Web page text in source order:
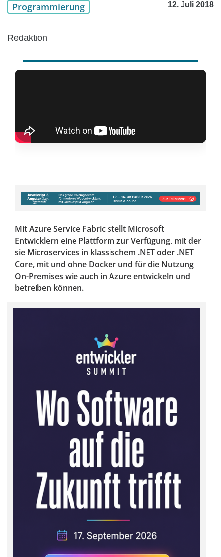
Programmierung 12. Juli 2018
Redaktion
Mit Azure Service Fabric stellt Microsoft
Entwicklern eine Plattform zur Verfügung, mit der
sie Microservices in klassischem .NET oder .NET
Core, mit und ohne Docker und für die Nutzung
On-Premises wie auch in Azure entwickeln und
betreiben können.